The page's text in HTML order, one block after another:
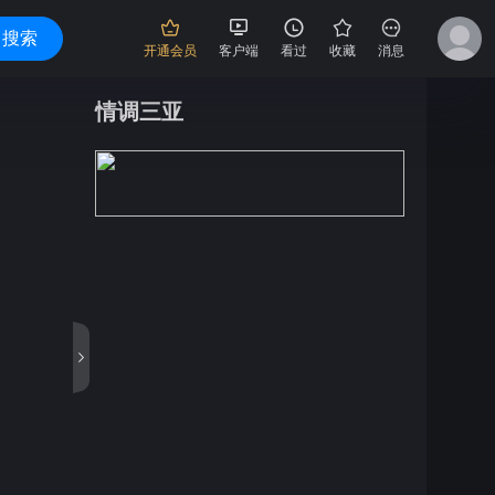
搜索
开通会员 客户端 看过 收藏 消息
情调三亚